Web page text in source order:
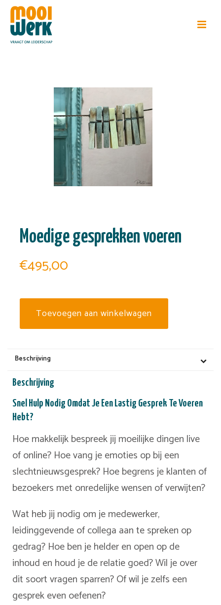
Moedige gesprekken voeren
€495,00
Toevoegen aan winkelwagen
Beschrijving
Beschrijving
Snel Hulp Nodig Omdat Je Een Lastig Gesprek Te Voeren
Hebt?
Hoe makkelijk bespreek jij moeilijke dingen live
of online? Hoe vang je emoties op bij een
slechtnieuwsgesprek? Hoe begrens je klanten of
bezoekers met onredelijke wensen of verwijten?
Wat heb jij nodig om je medewerker,
leidinggevende of collega aan te spreken op
gedrag? Hoe ben je helder en open op de
inhoud en houd je de relatie goed? Wil je over
dit soort vragen sparren? Of wil je zelfs een
gesprek even oefenen?